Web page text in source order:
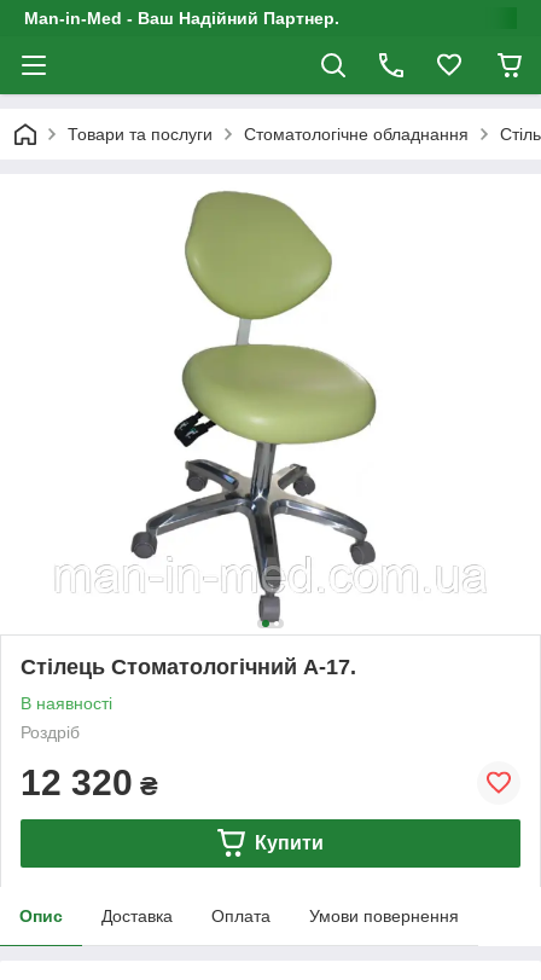
Man-in-Med - Ваш Надійний Партнер.
Товари та послуги Стоматологічне обладнання
Стілець Стоматологічний A-17.
В наявності
Роздріб
12 320 ₴
Купити
Опис Доставка Оплата Умови повернення